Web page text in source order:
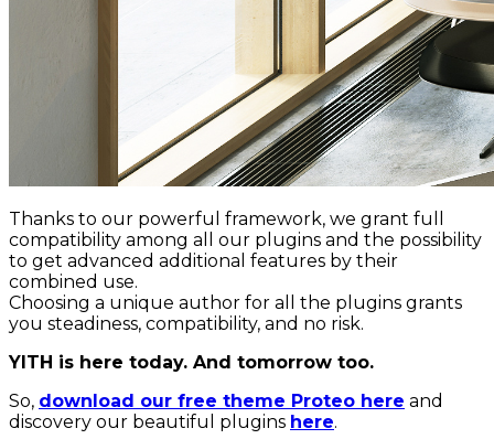
Thanks to our powerful framework, we grant full
compatibility among all our plugins and the possibility
to get advanced additional features by their
combined use.
Choosing a unique author for all the plugins grants
you steadiness, compatibility, and no risk.
YITH is here today. And tomorrow too.
So, download our free theme Proteo here and
discovery our beautiful plugins here.